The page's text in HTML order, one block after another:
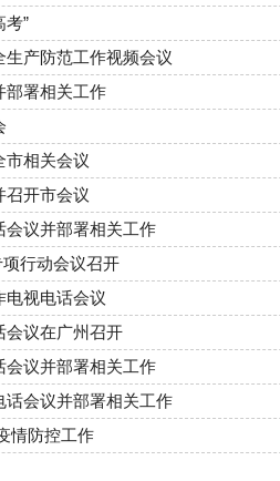
考”
产防范工作视频会议
部署相关工作
市相关会议
召开市会议
会议并部署相关工作
行动会议召开
电视电话会议
会议在广州召开
会议并部署相关工作
会议并部署相关工作
情防控工作